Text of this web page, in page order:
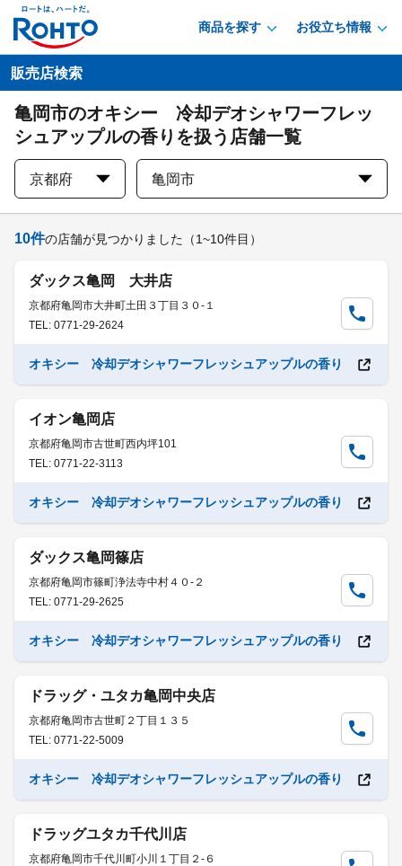
商品を探す お役立ち情報
販売店検索
亀岡市のオキシー 冷却デオシャワーフレッ
シュアップルの香りを扱う店舗一覧
京都府 亀岡市
10件の店舗が見つかりました （1~10件目）
ダックス亀岡 大井店
京都府亀岡市大井町土田３丁目３０-１
TEL: 0771-29-2624
オキシー 冷却デオシャワーフレッシュアップルの香り
イオン亀岡店
京都府亀岡市古世町西内坪101
TEL: 0771-22-3113
オキシー 冷却デオシャワーフレッシュアップルの香り
ダックス亀岡篠店
京都府亀岡市篠町浄法寺中村４０-２
TEL: 0771-29-2625
オキシー 冷却デオシャワーフレッシュアップルの香り
ドラッグ・ユタカ亀岡中央店
京都府亀岡市古世町２丁目１３５
TEL: 0771-22-5009
オキシー 冷却デオシャワーフレッシュアップルの香り
ドラッグユタカ千代川店
京都府亀岡市千代川町小川１丁目２-６